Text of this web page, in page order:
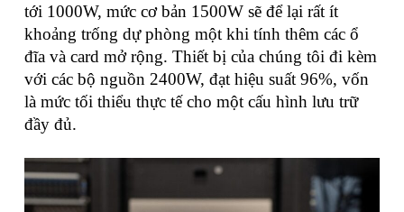
tới 1000W, mức cơ bản 1500W sẽ để lại rất ít
khoảng trống dự phòng một khi tính thêm các ổ
đĩa và card mở rộng. Thiết bị của chúng tôi đi kèm
với các bộ nguồn 2400W, đạt hiệu suất 96%, vốn
là mức tối thiểu thực tế cho một cấu hình lưu trữ
đầy đủ.